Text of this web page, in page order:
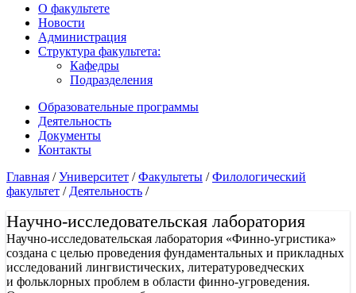
О факультете
Новости
Администрация
Структура факультета:
Кафедры
Подразделения
Образовательные программы
Деятельность
Документы
Контакты
Главная /Университет /Факультеты /Филологический
факультет / Деятельность /
Научно-исследовательская лаборатория
Научно-исследовательская лаборатория «Финно-угристика»
создана с целью проведения фундаментальных и прикладных
исследований лингвистических, литературоведческих
и фольклорных проблем в области финно-угроведения.